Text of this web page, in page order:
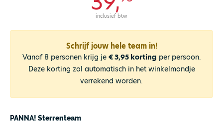
inclusief btw
Schrijf jouw hele team in!
Vanaf 8 personen krijg je € 3,95 korting per persoon.
Deze korting zal automatisch in het winkelmandje
verrekend worden.
PANNA! Sterrenteam